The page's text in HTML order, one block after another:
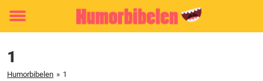
Toggle
1
Humorbibelen » 1